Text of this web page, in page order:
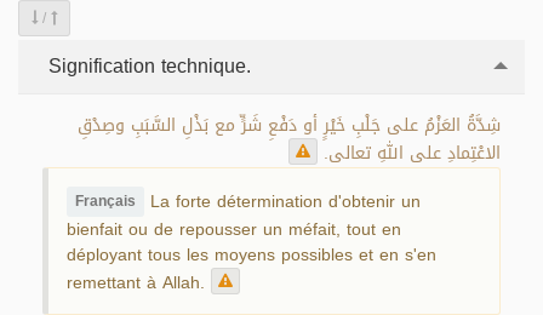
/
Signification technique.
شِدَّةُ العَزْمُ على جَلْبِ خَيْرٍ أو دَفْعِ شَرٍّ مع بَذْلِ السَّبَبِ وصِدْقِ
الاعْتِمادِ على اللهِ تعالى.
Français
La forte détermination d'obtenir un
bienfait ou de repousser un méfait, tout en
déployant tous les moyens possibles et en s'en
remettant à Allah.